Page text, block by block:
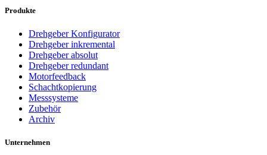
Produkte
Drehgeber Konfigurator
Drehgeber inkremental
Drehgeber absolut
Drehgeber redundant
Motorfeedback
Schachtkopierung
Messsysteme
Zubehör
Archiv
Unternehmen